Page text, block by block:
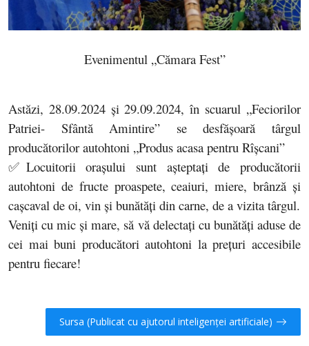
Evenimentul „Cămara Fest”
Astăzi, 28.09.2024 și 29.09.2024, în scuarul „Feciorilor
Patriei- Sfântă Amintire” se desfășoară târgul
producătorilor autohtoni „Produs acasa pentru Rîșcani”
✅Locuitorii orașului sunt așteptați de producătorii
autohtoni de fructe proaspete, ceaiuri, miere, brânză și
cașcaval de oi, vin și bunătăți din carne, de a vizita târgul.
Veniți cu mic și mare, să vă delectați cu bunătăți aduse de
cei mai buni producători autohtoni la prețuri accesibile
pentru fiecare!
Sursa (Publicat cu ajutorul inteligenței artificiale)